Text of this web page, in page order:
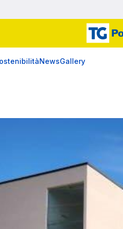
NewsGallery